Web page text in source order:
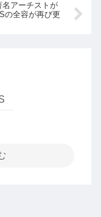
アーチストが
の全容が再び更